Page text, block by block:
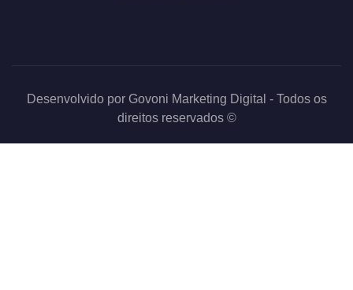
Desenvolvido porGovoni Marketing Digital - Todos os
direitos reservados ©